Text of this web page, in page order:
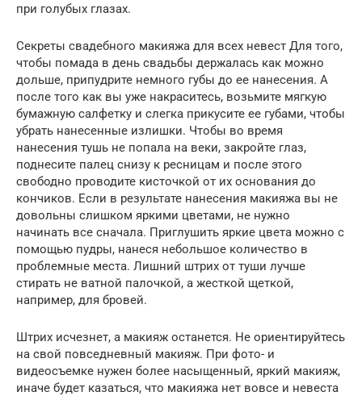
при голубых глазах.
Секреты свадебного макияжа для всех невест Для того,
чтобы помада в день свадьбы держалась как можно
дольше, припудрите немного губы до ее нанесения. А
после того как вы уже накраситесь, возьмите мягкую
бумажную салфетку и слегка прикусите ее губами, чтобы
убрать нанесенные излишки. Чтобы во время
нанесения тушь не попала на веки, закройте глаз,
поднесите палец снизу к ресницам и после этого
свободно проводите кисточкой от их основания до
кончиков. Если в результате нанесения макияжа вы не
довольны слишком яркими цветами, не нужно
начинать все сначала. Приглушить яркие цвета можно с
помощью пудры, нанеся небольшое количество в
проблемные места. Лишний штрих от туши лучше
стирать не ватной палочкой, а жесткой щеткой,
например, для бровей.
Штрих исчезнет, а макияж останется. Не ориентируйтесь
на свой повседневный макияж. При фото- и
видеосъемке нужен более насыщенный, яркий макияж,
иначе будет казаться, что макияжа нет вовсе и невеста